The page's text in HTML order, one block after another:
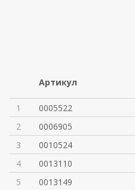
Артикул
1 0005522
2
0006905
3
0010524
4
0013110
5
0013149